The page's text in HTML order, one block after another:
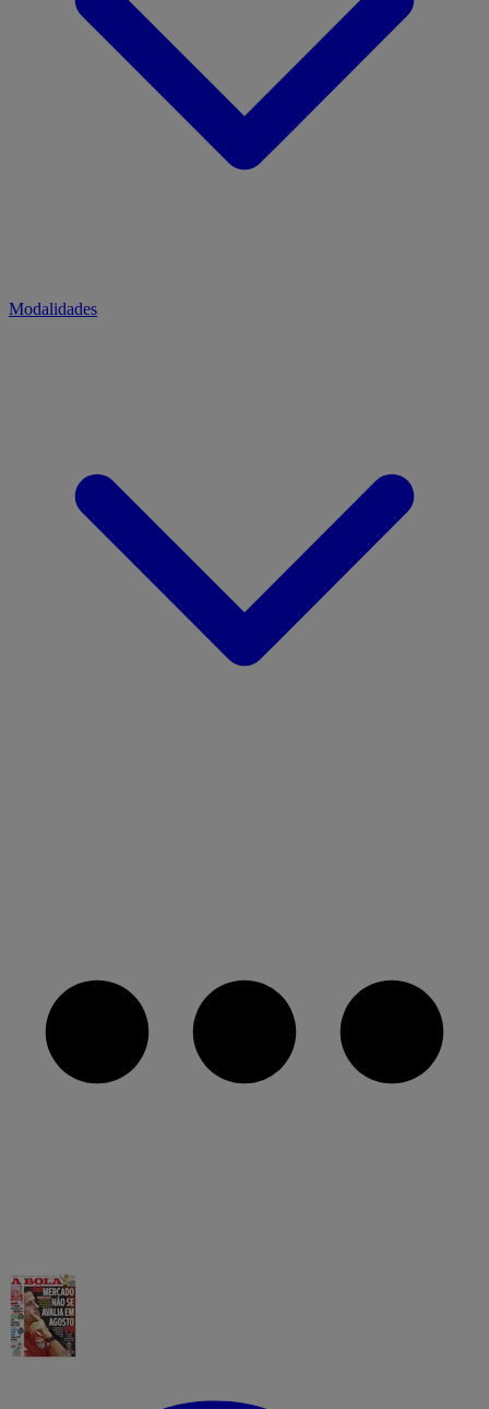
Modalidades